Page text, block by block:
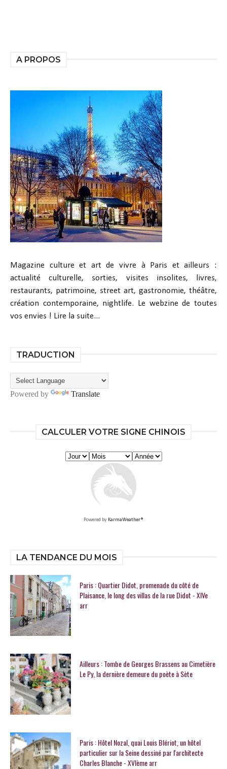
A PROPOS
Magazine culture et art de vivre à Paris et ailleurs :
actualité culturelle, sorties, visites insolites, livres,
restaurants, patrimoine, street art, gastronomie, théâtre,
création contemporaine, nightlife. Le webzine de toutes
vos envies ! Lire la suite...
TRADUCTION
Powered by Translate
CALCULER VOTRE SIGNE CHINOIS
Powered by KarmaWeather®
LA TENDANCE DU MOIS
Paris : Quartier Didot, promenade du côté de
Plaisance, le long des villas de la rue Didot - XIVe
arr
Ailleurs : Tombe de Georges Brassens au Cimetière
Le Py, la dernière demeure du poète à Sète
Paris : Hôtel Nozal, quai Louis Blériot, un hôtel
particulier sur la Seine dessiné par l'architecte
Charles Blanche - XVIème arr